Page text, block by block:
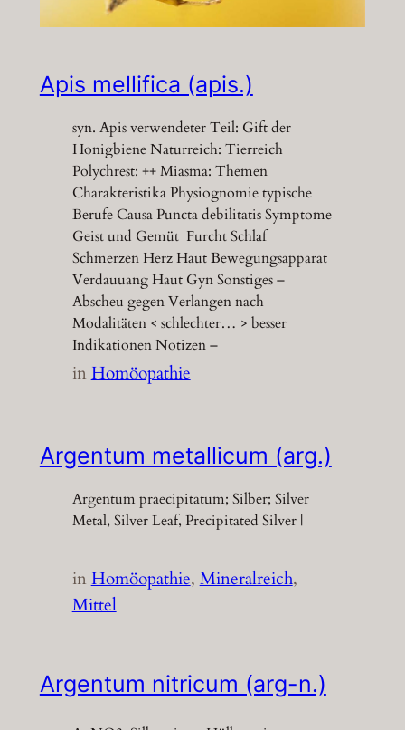
Apis mellifica (apis.)
syn. Apis verwendeter Teil: Gift der
Honigbiene Naturreich: Tierreich
Polychrest: ++ Miasma: Themen
Charakteristika Physiognomie typische
Berufe Causa Puncta debilitatis Symptome
Geist und Gemüt Furcht Schlaf
Schmerzen Herz Haut Bewegungsapparat
Verdauuang Haut Gyn Sonstiges –
Abscheu gegen Verlangen nach
Modalitäten < schlechter… > besser
Indikationen Notizen –
inHomöopathie
Argentum metallicum (arg.)
Argentum praecipitatum; Silber; Silver
Metal, Silver Leaf, Precipitated Silver |
inHomöopathie, Mineralreich
Mittel
Argentum nitricum (arg-n.)